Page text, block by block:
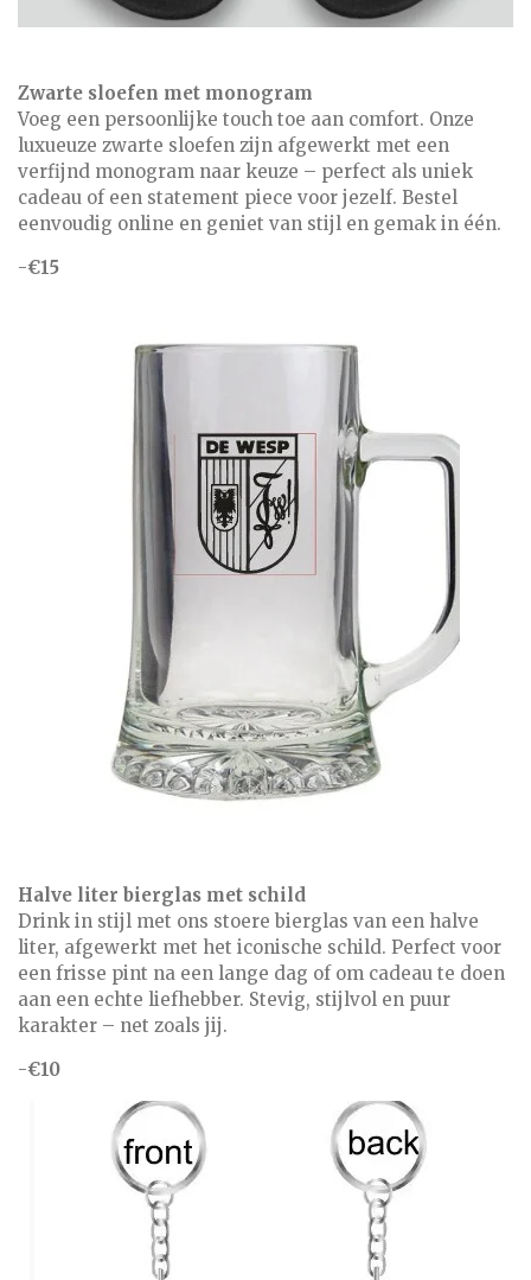
Zwarte sloefen met monogram
Voeg een persoonlijke touch toe aan comfort. Onze
luxueuze zwarte sloefen zijn afgewerkt met een
verfijnd monogram naar keuze – perfect als uniek
cadeau of een statement piece voor jezelf. Bestel
eenvoudig online en geniet van stijl en gemak in één.
-€15
Halve liter bierglas met schild
Drink in stijl met ons stoere bierglas van een halve
liter, afgewerkt met het iconische schild. Perfect voor
een frisse pint na een lange dag of om cadeau te doen
aan een echte liefhebber. Stevig, stijlvol en puur
karakter – net zoals jij.
-€10